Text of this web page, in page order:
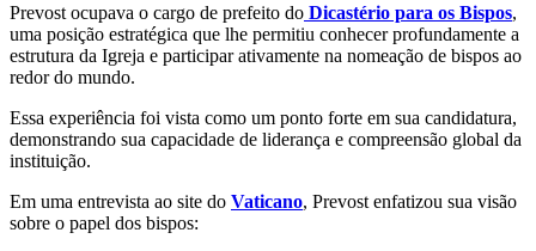
Prevost ocupava o cargo de prefeito do Dicastério para os Bispos,
uma posição estratégica que lhe permitiu conhecer profundamente a
estrutura da Igreja e participar ativamente na nomeação de bispos ao
redor do mundo.
Essa experiência foi vista como um ponto forte em sua candidatura,
demonstrando sua capacidade de liderança e compreensão global da
instituição.
Em uma entrevista ao site do Vaticano, Prevost enfatizou sua visão
sobre o papel dos bispos: